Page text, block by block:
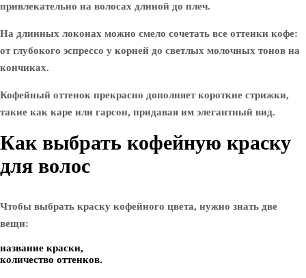
привлекательно на волосах длиной до плеч.
На длинных локонах можно смело сочетать все оттенки кофе:
от глубокого эспрессо у корней до светлых молочных тонов на
кончиках.
Кофейный оттенок прекрасно дополняет короткие стрижки,
такие как каре или гарсон, придавая им элегантный вид.
Как выбрать кофейную краску
для волос
Чтобы выбрать краску кофейного цвета, нужно знать две
вещи:
название краски,
количество оттенков.